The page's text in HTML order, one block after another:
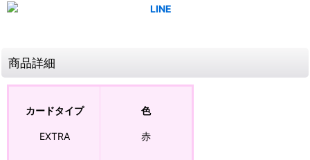
商品詳細
カードタイプ
EXTRA
色
赤